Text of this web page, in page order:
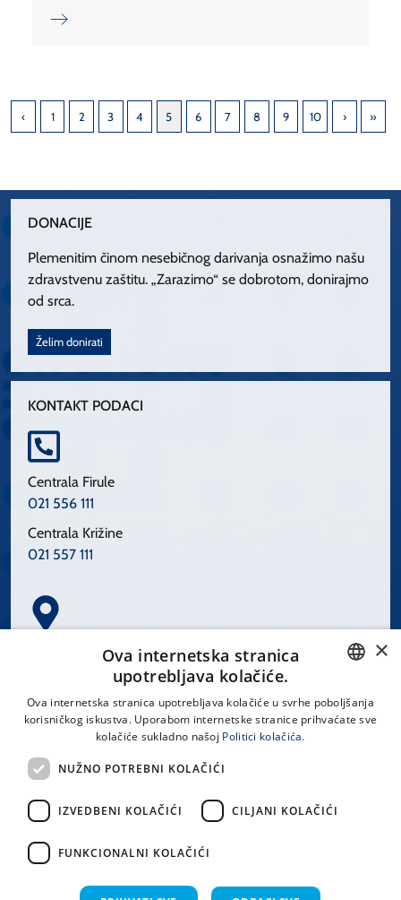
1 2 3 4 5 6 7 8 9 10
DONACIJE
Plemenitim činom nesebičnog darivanja osnažimo našu
zdravstvenu zaštitu. „Zarazimo“ se dobrotom, donirajmo
od srca.
Želim donirati
KONTAKT PODACI
Centrala Firule
021 556 111
Centrala Križine
021 557 111
Spinčićeva 1, 21000 Split
LINKOVI
Uvjeti korištenja
CROATIAN
×
Ova internetska stranica
upotrebljava kolačiće.
Ova internetska stranica upotrebljava kolačiće u svrhe poboljšanja
korisničkog iskustva. Uporabom internetske stranice prihvaćate sve
kolačiće sukladno našoj Politici kolačića.
NUŽNO POTREBNI KOLAČIĆI
IZVEDBENI KOLAČIĆI CILJANI KOLAČIĆI
FUNKCIONALNI KOLAČIĆI